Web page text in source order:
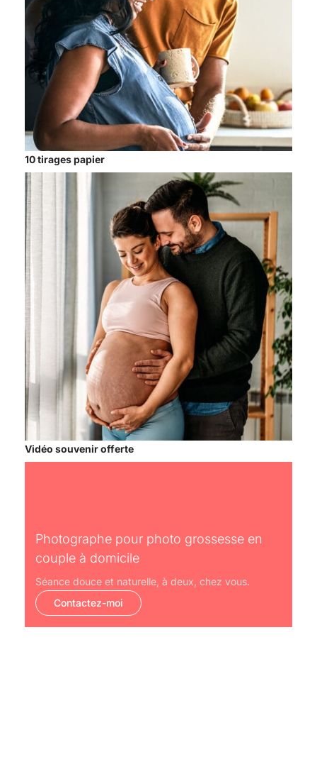
10 tirages papier
Vidéo souvenir offerte
Photographe pour photo grossesse en
couple à domicile
Séance douce et naturelle, à deux, chez vous.
Contactez-moi